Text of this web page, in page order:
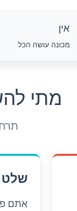
אין
מכונה עושה הכל
מתי
שלט
אתם